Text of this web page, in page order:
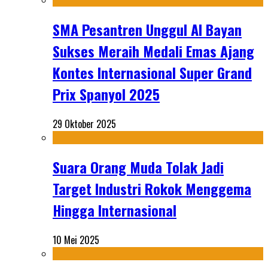
SMA Pesantren Unggul Al Bayan
Sukses Meraih Medali Emas Ajang
Kontes Internasional Super Grand
Prix Spanyol 2025
29 Oktober 2025
Suara Orang Muda Tolak Jadi
Target Industri Rokok Menggema
Hingga Internasional
10 Mei 2025